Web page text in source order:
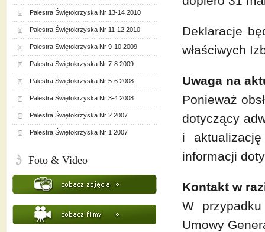
Deklaracje
właściwych
Uwaga na
Ponieważ
dotyczący
i
informacji
Kontakt w
W
Umowy
Palestra Świętokrzyska Nr 13-14 2010
Palestra Świętokrzyska Nr 11-12 2010
Palestra Świętokrzyska Nr 9-10 2009
Palestra Świętokrzyska Nr 7-8 2009
Palestra Świętokrzyska Nr 5-6 2008
Palestra Świętokrzyska Nr 3-4 2008
Palestra Świętokrzyska Nr 2 2007
Palestra Świętokrzyska Nr 1 2007
Foto & Video